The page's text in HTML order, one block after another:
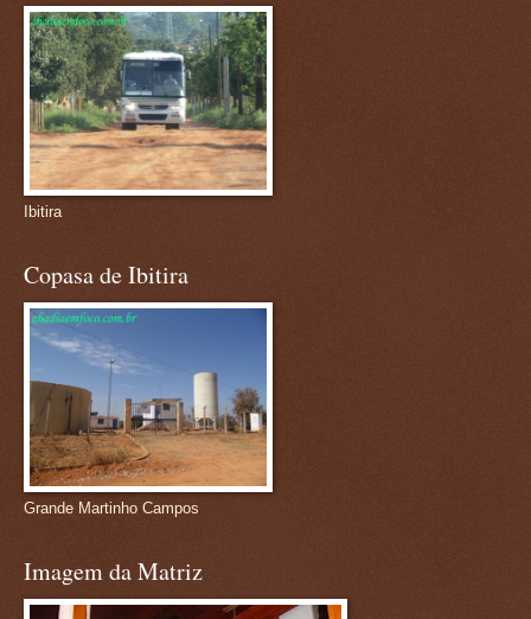
Ibitira
Copasa de Ibitira
Grande Martinho Campos
Imagem da Matriz